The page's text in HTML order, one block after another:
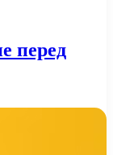
перед